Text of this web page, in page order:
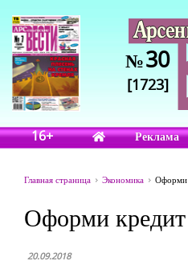
№30
[1723]
16+ Реклама
Главная страница Экономика Оформи
Оформи
20.09.2018